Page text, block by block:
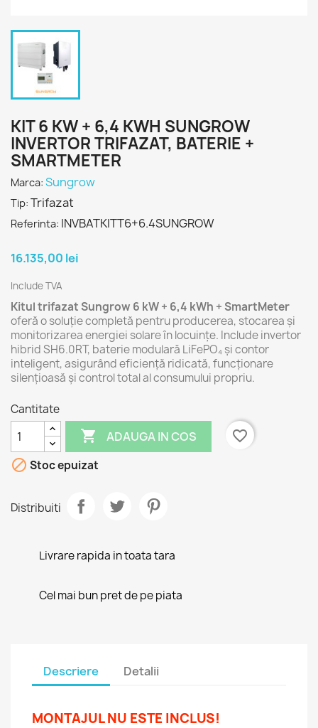
KIT 6 KW + 6,4 KWH SUNGROW
INVERTOR TRIFAZAT, BATERIE +
SMARTMETER
Marca: Sungrow
Tip: Trifazat
Referinta: INVBATKITT6+6.4SUNGROW
16.135,00 lei
Include TVA
Kitul trifazat Sungrow 6 kW + 6,4 kWh + SmartMeter
oferă o soluție completă pentru producerea, stocarea și
monitorizarea energiei solare în locuințe. Include invertor
hibrid SH6.0RT, baterie modulară LiFePO₄ și contor
inteligent, asigurând eficiență ridicată, funcționare
silențioasă și control total al consumului propriu.
Cantitate
 ADAUGA IN COS
favorite_border
 Stoc epuizat
Distribuiti
Livrare rapida in toata tara
Cel mai bun pret de pe piata
Descriere Detalii
MONTAJUL NU ESTE INCLUS!